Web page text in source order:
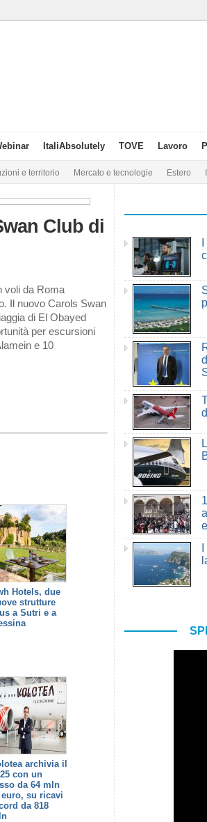
ItaliAbsolutely TOVE Lavoro
e territorio Mercato e tecnologie Estero
Club di
voli da Roma
Il nuovo Carols Swan
di El Obayed
per escursioni
e 10
Hotels, due
strutture
a Sutri e a
archivia il
con un
da 64 mln
su ricavi
da 818